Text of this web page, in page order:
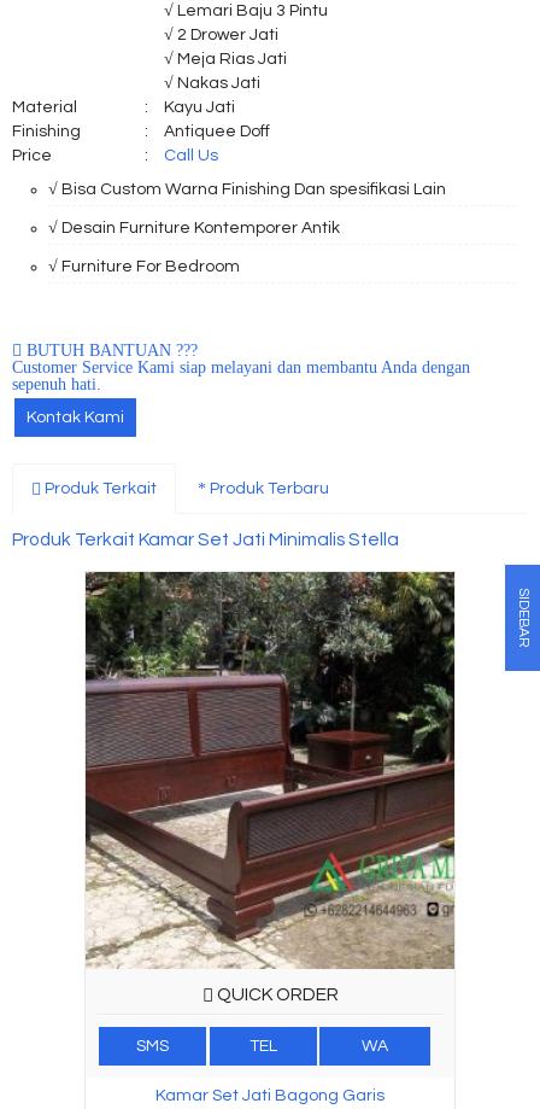
√ Lemari Baju 3 Pintu
√ 2 Drower Jati
√ Meja Rias Jati
√ Nakas Jati
Material
:
Kayu Jati
Finishing
:
Antiquee Doff
Price
:
Call Us
√ Bisa Custom Warna Finishing Dan spesifikasi Lain
√ Desain Furniture Kontemporer Antik
√ Furniture For Bedroom
BUTUH BANTUAN ???
Customer Service Kami siap melayani dan membantu Anda dengan
sepenuh hati.
Kontak Kami
Produk Terkait Produk Terbaru
Produk Terkait Kamar Set Jati Minimalis Stella
QUICK ORDER
SMS TEL WA
Kamar Set Jati Bagong Garis
SIDEBAR